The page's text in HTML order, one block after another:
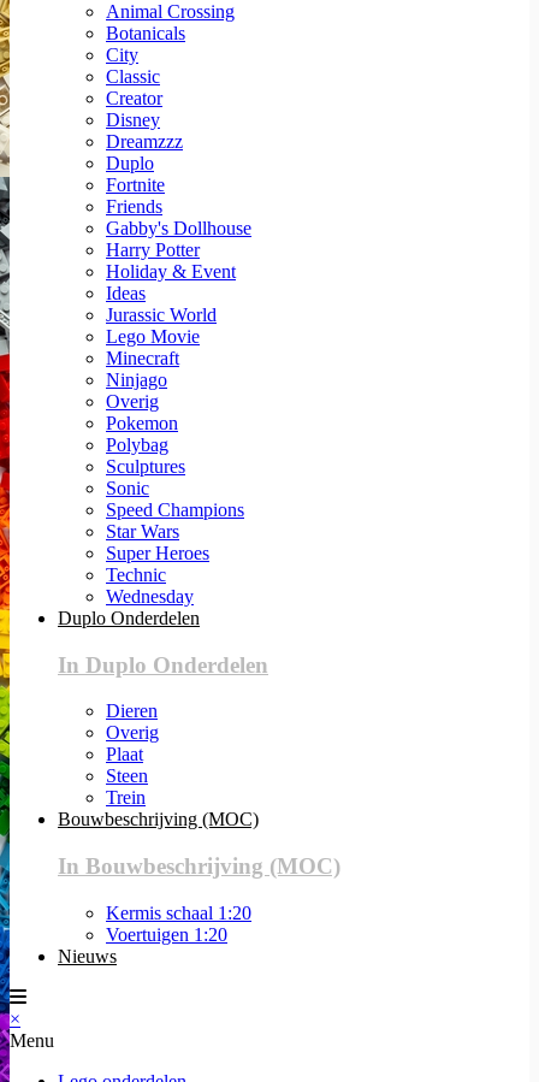
Animal Crossing
Botanicals
City
Classic
Creator
Disney
Dreamzzz
Duplo
Fortnite
Friends
Gabby's Dollhouse
Harry Potter
Holiday & Event
Ideas
Jurassic World
Lego Movie
Minecraft
Ninjago
Overig
Pokemon
Polybag
Sculptures
Sonic
Speed Champions
Star Wars
Super Heroes
Technic
Wednesday
Duplo Onderdelen
In Duplo Onderdelen
Dieren
Overig
Plaat
Steen
Trein
Bouwbeschrijving (MOC)
In Bouwbeschrijving (MOC)
Kermis schaal 1:20
Voertuigen 1:20
Nieuws
×
Menu